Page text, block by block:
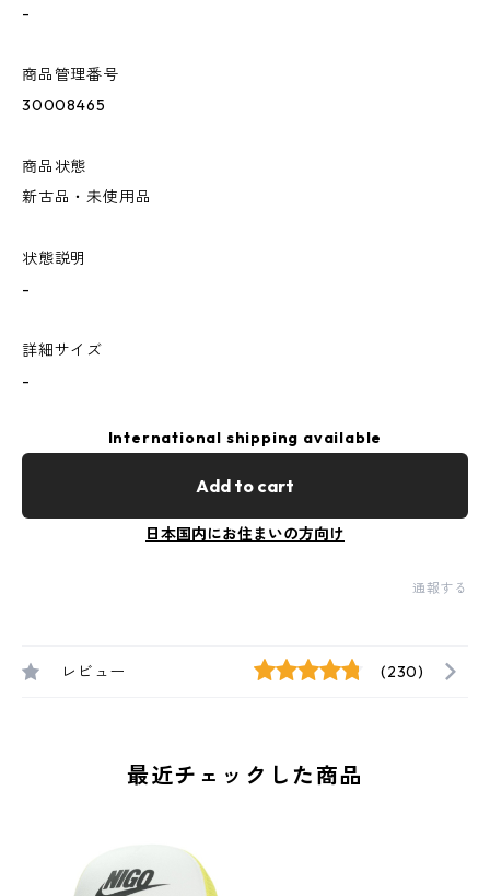
-
商品管理番号
30008465
商品状態
新古品・未使用品
状態説明
-
詳細サイズ
-
International shipping available
Add to cart
日本国内にお住まいの方向け
通報する
レビュー (230)
最近チェックした商品